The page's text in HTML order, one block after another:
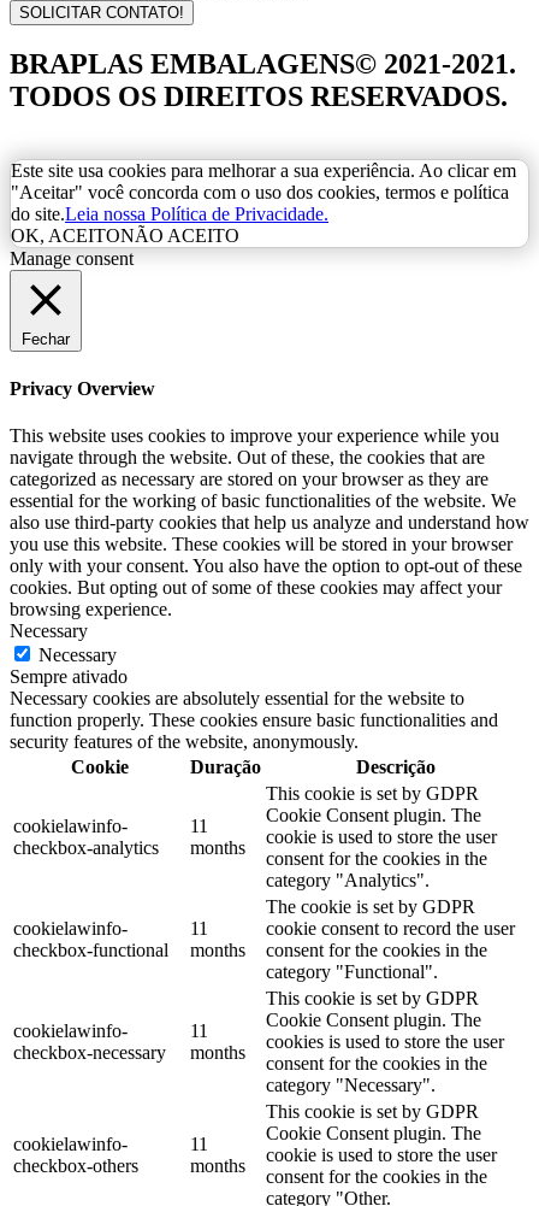
SOLICITAR CONTATO!
BRAPLAS EMBALAGENS© 2021-2021.
TODOS OS DIREITOS RESERVADOS.
Este site usa cookies para melhorar a sua experiência. Ao clicar em
"Aceitar" você concorda com o uso dos cookies, termos e política
do site.Leia nossa Política de Privacidade.
OK, ACEITONÃO ACEITO
Manage consent
Fechar
Privacy Overview
This website uses cookies to improve your experience while you
navigate through the website. Out of these, the cookies that are
categorized as necessary are stored on your browser as they are
essential for the working of basic functionalities of the website. We
also use third-party cookies that help us analyze and understand how
you use this website. These cookies will be stored in your browser
only with your consent. You also have the option to opt-out of these
cookies. But opting out of some of these cookies may affect your
browsing experience.
Necessary
Necessary
Sempre ativado
Necessary cookies are absolutely essential for the website to
function properly. These cookies ensure basic functionalities and
security features of the website, anonymously.
Cookie
Duração Descrição
cookielawinfo-
checkbox-analytics
11
months
This cookie is set by GDPR
Cookie Consent plugin. The
cookie is used to store the user
consent for the cookies in the
category "Analytics".
cookielawinfo-
checkbox-functional
11
months
The cookie is set by GDPR
cookie consent to record the user
consent for the cookies in the
category "Functional".
cookielawinfo-
checkbox-necessary
11
months
This cookie is set by GDPR
Cookie Consent plugin. The
cookies is used to store the user
consent for the cookies in the
category "Necessary".
cookielawinfo-
checkbox-others
11
months
This cookie is set by GDPR
Cookie Consent plugin. The
cookie is used to store the user
consent for the cookies in the
category "Other.